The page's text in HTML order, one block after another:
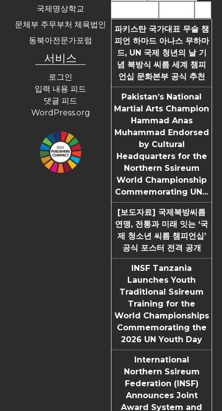
국제명상학교
문체부 주무부처 체육법인
동북아전문가포럼
서비스
로그인
입력 내용 피드
댓글 피드
WordPress.org
파키스탄 국가대표 무술 챔
피언 하마드 아나스 무하마
드, UN 국제 청년의 날 기
념 북방식 씨름 세계 챔피
언십 문화본부 공식 추천
Pakistan’s National
Martial Arts Champion
Hammad Anas
Muhammad Endorsed
by Cultural
Headquarters for the
Northern Ssireum
World Championship
Commemorating UN...
[보도자료] 국제북방씨름
연맹, 전통과 미래 잇는 ‘국
제 청소년 씨름 챔피언십’
공식 포스터 전격 공개
INSF Tanzania
Launches Youth
Traditional Ssireum
Training for the
World Championships
Commemorating the
2026 UN Youth Day
International
Northern Ssireum
Federation (INSF)
Announces Joint
Award System and